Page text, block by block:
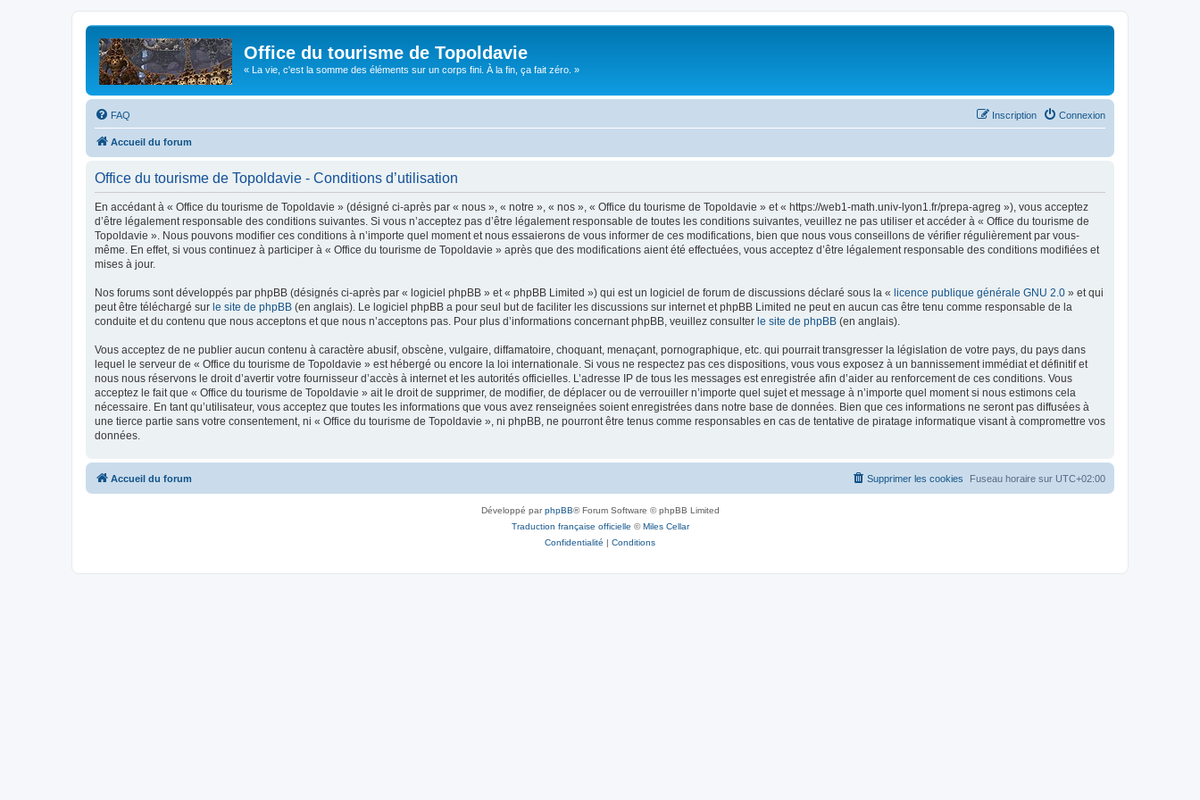
Office du tourisme de Topoldavie
« La vie, c'est la somme des éléments sur un corps fini. À la fin, ça fait zéro. »
FAQ Connexion
Inscription
Accueil du forum
Office du tourisme de Topoldavie - Conditions d’utilisation
En accédant à « Office du tourisme de Topoldavie » (désigné ci-après par « nous », « notre », « nos », « Office du tourisme de Topoldavie » et « https://web1-math.univ-lyon1.fr/prepa-agreg »), vous acceptez
d’être légalement responsable des conditions suivantes. Si vous n’acceptez pas d’être légalement responsable de toutes les conditions suivantes, veuillez ne pas utiliser et accéder à « Office du tourisme de
Topoldavie ». Nous pouvons modifier ces conditions à n’importe quel moment et nous essaierons de vous informer de ces modifications, bien que nous vous conseillons de vérifier régulièrement par vous-
même. En effet, si vous continuez à participer à « Office du tourisme de Topoldavie » après que des modifications aient été effectuées, vous acceptez d’être légalement responsable des conditions modifiées et
mises à jour.
Nos forums sont développés par phpBB (désignés ci-après par « logiciel phpBB » et « phpBB Limited ») qui est un logiciel de forum de discussions déclaré sous la « licence publique générale GNU 2.0 » et qui
peut être téléchargé sur le site de phpBB (en anglais). Le logiciel phpBB a pour seul but de faciliter les discussions sur internet et phpBB Limited ne peut en aucun cas être tenu comme responsable de la
conduite et du contenu que nous acceptons et que nous n’acceptons pas. Pour plus d’informations concernant phpBB, veuillez consulter le site de phpBB (en anglais).
Vous acceptez de ne publier aucun contenu à caractère abusif, obscène, vulgaire, diffamatoire, choquant, menaçant, pornographique, etc. qui pourrait transgresser la législation de votre pays, du pays dans
lequel le serveur de « Office du tourisme de Topoldavie » est hébergé ou encore la loi internationale. Si vous ne respectez pas ces dispositions, vous vous exposez à un bannissement immédiat et définitif et
nous nous réservons le droit d’avertir votre fournisseur d’accès à internet et les autorités officielles. L’adresse IP de tous les messages est enregistrée afin d’aider au renforcement de ces conditions. Vous
acceptez le fait que « Office du tourisme de Topoldavie » ait le droit de supprimer, de modifier, de déplacer ou de verrouiller n’importe quel sujet et message à n’importe quel moment si nous estimons cela
nécessaire. En tant qu’utilisateur, vous acceptez que toutes les informations que vous avez renseignées soient enregistrées dans notre base de données. Bien que ces informations ne seront pas diffusées à
une tierce partie sans votre consentement, ni « Office du tourisme de Topoldavie », ni phpBB, ne pourront être tenus comme responsables en cas de tentative de piratage informatique visant à compromettre vos
données.
Accueil du forum Fuseau horaire sur UTC+02:00
Supprimer les cookies
Développé parphpBB® Forum Software © phpBB Limited
Traduction française officielle ©Miles Cellar
Confidentialité | Conditions